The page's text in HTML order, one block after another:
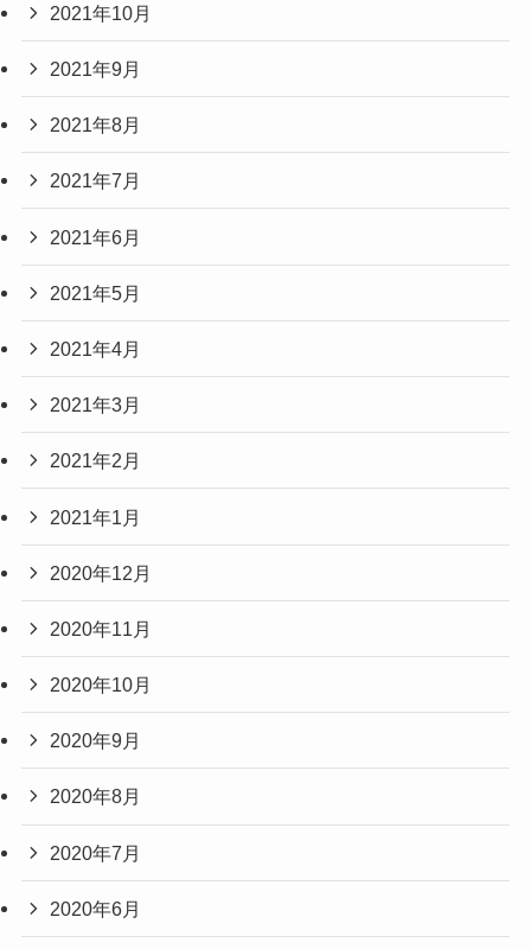
2021年10月
2021年9月
2021年8月
2021年7月
2021年6月
2021年5月
2021年4月
2021年3月
2021年2月
2021年1月
2020年12月
2020年11月
2020年10月
2020年9月
2020年8月
2020年7月
2020年6月